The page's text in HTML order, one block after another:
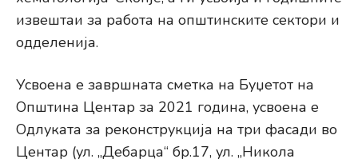
извештаи за работа на општинските сектори и
одделенија.
Усвоена е завршната сметка на Буџетот на
Општина Центар за 2021 година, усвоена е
Одлуката за реконструкција на три фасади во
Центар (ул. „Дебарца“ бр.17, ул. „Никола